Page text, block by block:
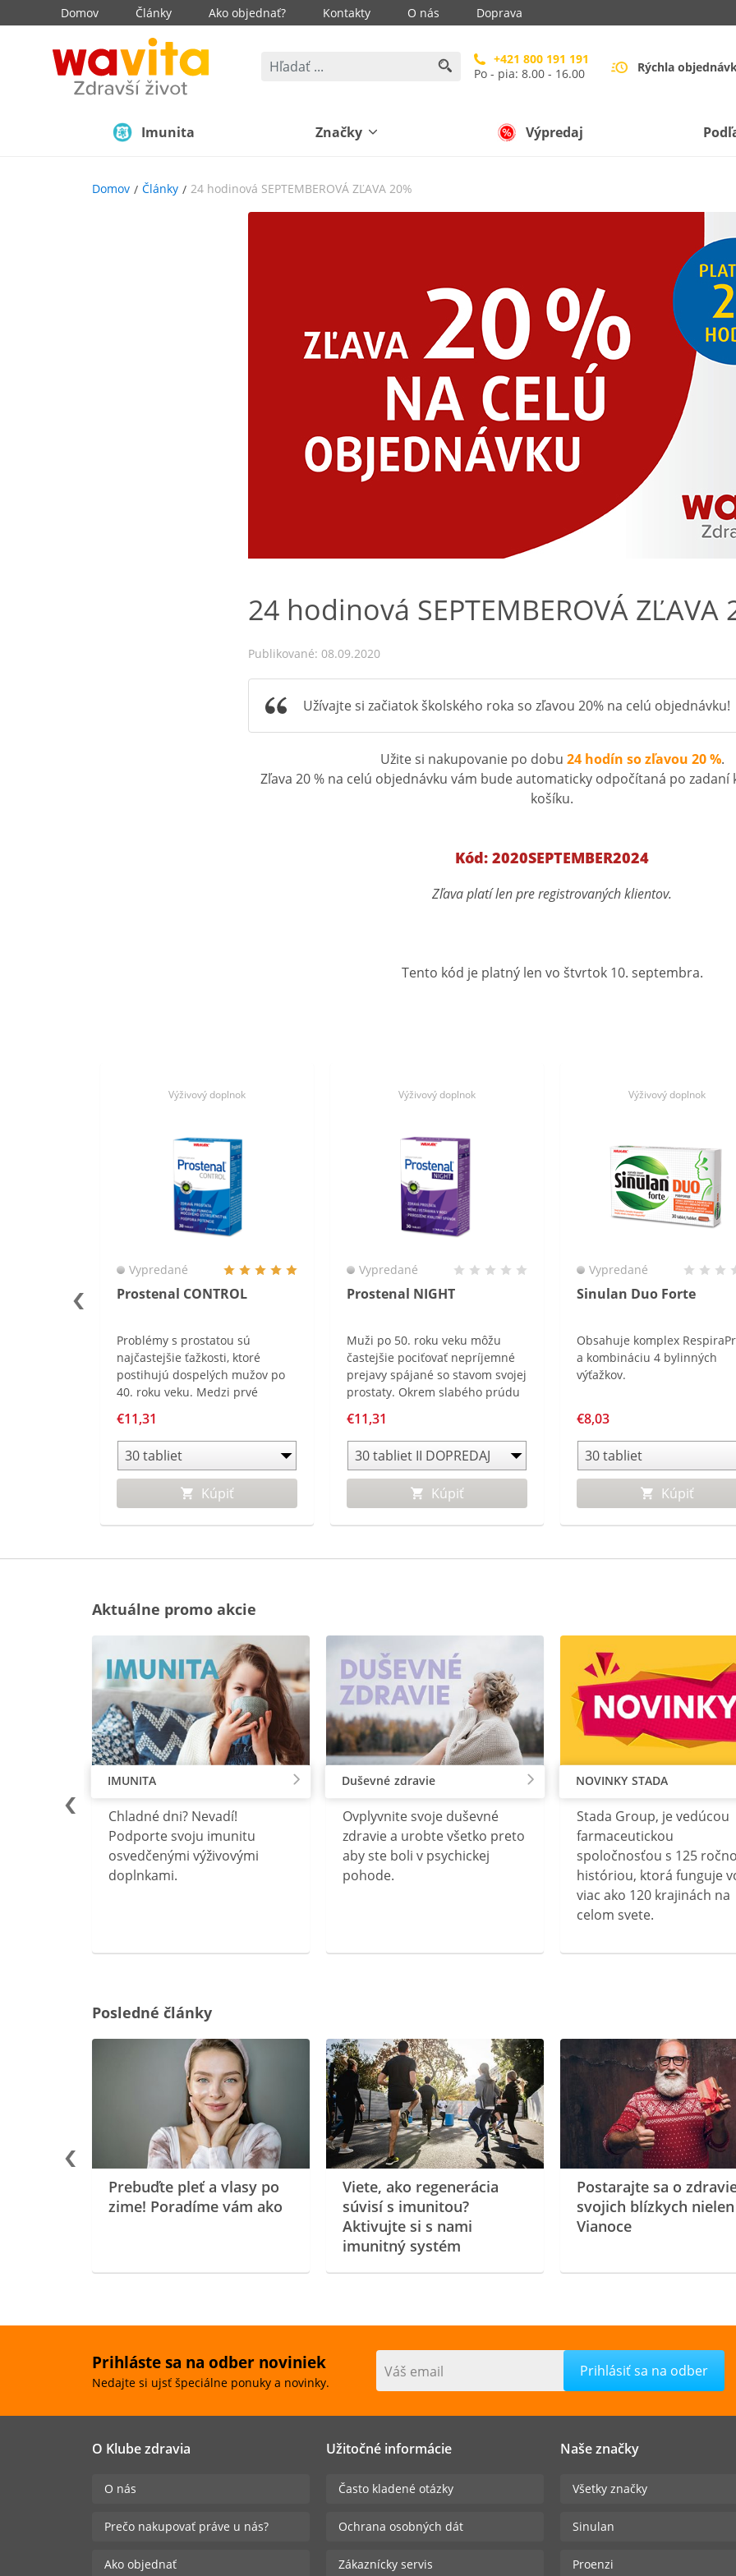
Domov Články Ako objednať? Kontakty O nás Doprava
+421 800 191 191
Po - pia: 8.00 - 16.00
Rýchla
Imunita Značky Výpredaj
Domov Články 24 hodinová SEPTEMBEROVÁ ZĽAVA 20%
24 hodinová SEPTEMBEROVÁ ZĽAVA
Publikované: 08.09.2020
Užívajte si začiatok školského roka so zľavou 20% na celú objednávku!
Užite si nakupovanie po dobu 24 hodín so zľavou 20 %.
Zľava 20 % na celú objednávku vám bude automaticky odpočítaná po
košíku.
Kód: 2020SEPTEMBER2024
Zľava platí len pre registrovaných klientov.
Tento kód je platný len vo štvrtok 10. septembra.
Výživový doplnok
Prostenal CONTROL
Vypredané
Problémy s prostatou sú
najčastejšie ťažkosti, ktoré
postihujú dospelých mužov po
40. roku veku. Medzi prvé
a častejšie močenie. Navyše,
problémy s prostatou sa často
spájajú s vyšším rizikom vývoja
ťažkostí s potenciou.
€11,31
Kúpiť
Výživový doplnok
Prostenal NIGHT
Vypredané
Muži po 50. roku veku môžu
častejšie pociťovať nepríjemné
prejavy spájané so stavom svojej
prostaty. Okrem slabého prúdu
opakovane vstávať pre nutkanie
na močenie. Nedostatok
kvalitného, neprerušovaného
spánku môže potom viesť
k celkovej rannej únave.
€11,31
Kúpiť
Výživový doplnok
Sinulan Duo Forte
Vypredané
Obsahuje komplex
a kombináciu 4 bylinných
výťažkov.
€8,03
Kúpiť
Aktuálne promo akcie
IMUNITA
Chladné dni? Nevadí!
Podporte svoju imunitu
osvedčenými výživovými
doplnkami.
Duševné zdravie
Ovplyvnite svoje duševné
zdravie a urobte všetko preto
aby ste boli v psychickej
pohode.
NOVINKY STADA
Stada Group, je vedúcou
farmaceutickou
spoločnosťou s 125
históriou, ktorá funguje
viac ako 120 krajinách na
celom svete.
Posledné články
Prebuďte pleť a vlasy po
zime! Poradíme vám ako
Viete, ako regenerácia
súvisí s imunitou?
Aktivujte si s nami
imunitný systém
Postarajte sa o
svojich blízkych
Vianoce
Prihláste sa na odber noviniek
Nedajte si ujsť špeciálne ponuky a novinky.
Váš email
O Klube zdravia
O nás
Prečo nakupovať práve u nás?
Ako objednať
Užitočné informácie
Často kladené otázky
Ochrana osobných dát
Zákaznícky servis
Naše značky
Všetky značky
Sinulan
Proenzi